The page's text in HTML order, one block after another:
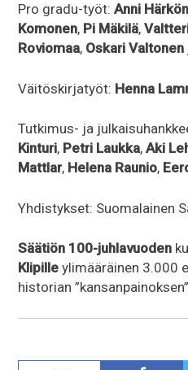
Pro gradu-työt:Anni
Komonen, Pi Mäkilä,
Roviomaa, Oskari Valtonen
Väitöskirjatyöt: Henna
Tutkimus- ja
Kinturi, Petri Laukka,Aki
Mattlar, Helena Raunio,
Yhdistykset: Suomalainen
Säätiön 100-juhlavuoden
Klipille ylimääräinen 3.000
historian